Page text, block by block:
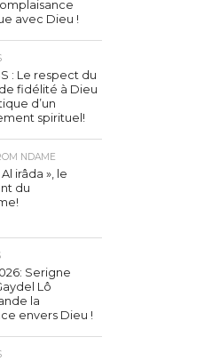
avec Dieu !
: Le respect du
fidélité à Dieu
d’un
spirituel!
NDAME
Al irâda », le
du
Serigne
Lô
la
envers Dieu !